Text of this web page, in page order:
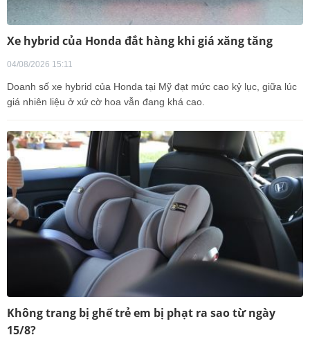
Xe hybrid của Honda đắt hàng khi giá xăng tăng
04/08/2026 15:11
Doanh số xe hybrid của Honda tại Mỹ đạt mức cao kỷ lục, giữa lúc
giá nhiên liệu ở xứ cờ hoa vẫn đang khá cao.
Không trang bị ghế trẻ em bị phạt ra sao từ ngày
15/8?